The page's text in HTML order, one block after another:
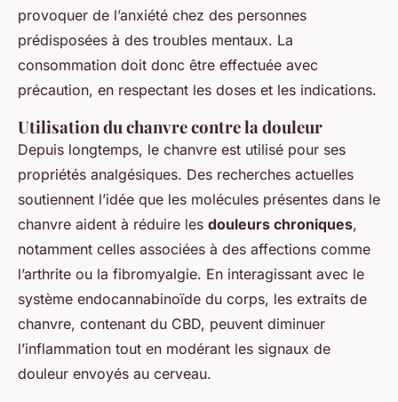
provoquer de l’anxiété chez des personnes
prédisposées à des troubles mentaux. La
consommation doit donc être effectuée avec
précaution, en respectant les doses et les indications.
Utilisation du chanvre contre la douleur
Depuis longtemps, le chanvre est utilisé pour ses
propriétés analgésiques. Des recherches actuelles
soutiennent l’idée que les molécules présentes dans le
chanvre aident à réduire les douleurs chroniques,
notamment celles associées à des affections comme
l’arthrite ou la fibromyalgie. En interagissant avec le
système endocannabinoïde du corps, les extraits de
chanvre, contenant du CBD, peuvent diminuer
l’inflammation tout en modérant les signaux de
douleur envoyés au cerveau.